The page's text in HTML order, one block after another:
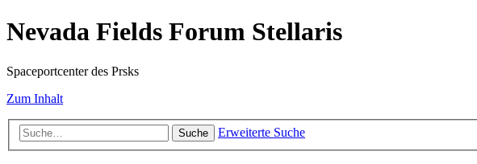
Nevada Fields Forum Stellaris
Spaceportcenter des Prsks
Zum Inhalt
Suche Erweiterte Suche